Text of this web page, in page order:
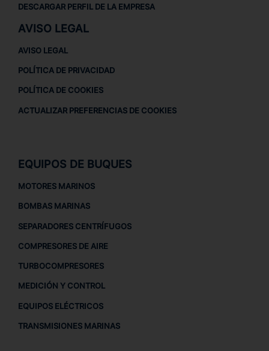
DESCARGAR PERFIL DE LA EMPRESA
AVISO LEGAL
AVISO LEGAL
POLÍTICA DE PRIVACIDAD
POLÍTICA DE COOKIES
ACTUALIZAR PREFERENCIAS DE COOKIES
EQUIPOS DE BUQUES
MOTORES MARINOS
BOMBAS MARINAS
SEPARADORES CENTRÍFUGOS
COMPRESORES DE AIRE
TURBOCOMPRESORES
MEDICIÓN Y CONTROL
EQUIPOS ELÉCTRICOS
TRANSMISIONES MARINAS